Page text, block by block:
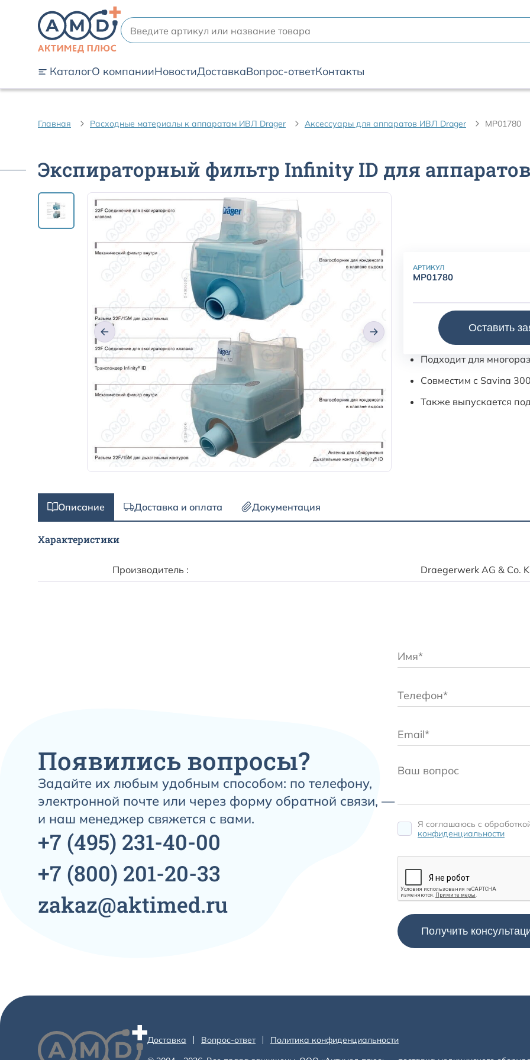
КаталогО компанииНовостиДоставкаВопрос-ответКонтакты
Главная Расходные материалы к аппаратам ИВЛ Drager Аксессуары для аппаратов ИВЛ Drager MP01780
Экспираторный фильтр Infinity ID для
АРТИКУЛ
MP01780
Оставить
Одноразовый
удобную работу в
Подходит для
Совместим с Savina
Также выпускается
Описание Доставка и оплата Документация
Характеристики
Производитель : Draegerwerk AG & Со.
Появились вопросы?
Задайте их любым удобным способом: по телефону,
электронной почте или через форму обратной связи, —
и наш менеджер свяжется с вами.
+7 (495) 231-40-00
+7 (800) 201-20-33
zakaz@aktimed.ru
Я соглашаюсь c
конфиденциальности
Доставка Вопрос-ответ
Политика конфиденциальности